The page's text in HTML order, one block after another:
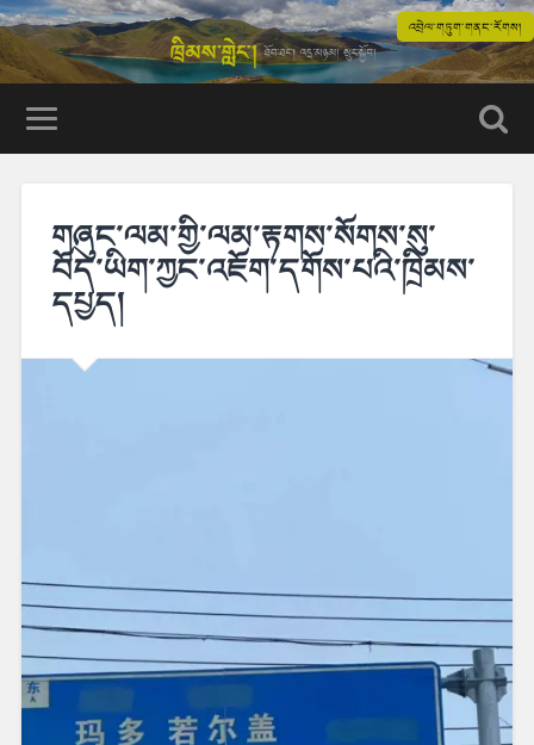
འབྲེལ་གཏུག་གནང་རོགས།
གཞུང་ལམ་གྱི་ལམ་རྟགས་སོགས་སུ་
བོད་ཡིག་ཀྱང་འཇོག་དགོས་པའི་ཁྲིམས་
དཔྱད།